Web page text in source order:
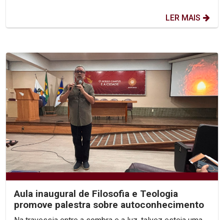
LER MAIS
Aula inaugural de Filosofia e Teologia
promove palestra sobre autoconhecimento